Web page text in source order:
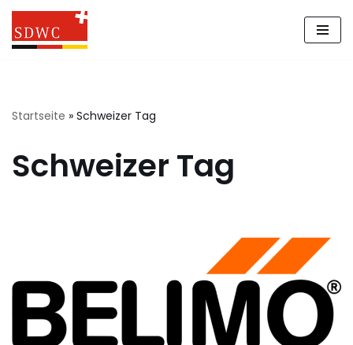
Zum
Startseite » Schweizer Tag
Schweizer Tag